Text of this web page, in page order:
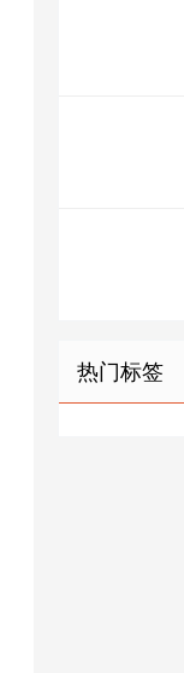
热门标签